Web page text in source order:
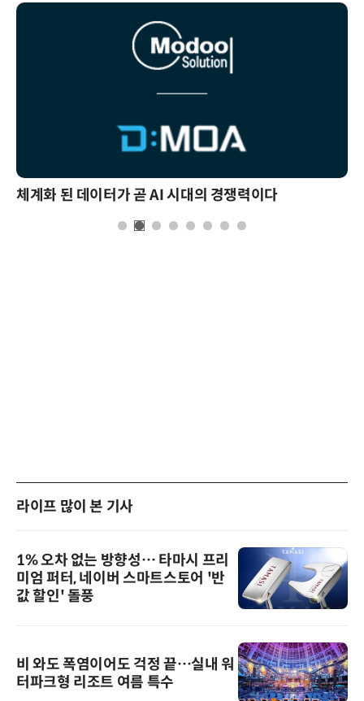
체계화 된 데이터가 곧 AI 시대의 경쟁력이다
라이프 많이 본 기사
1% 오차 없는 방향성… 타마시 프리
미엄 퍼터, 네이버 스마트스토어 '반
값 할인' 돌풍
비 와도 폭염이어도 걱정 끝…실내 워
터파크형 리조트 여름 특수